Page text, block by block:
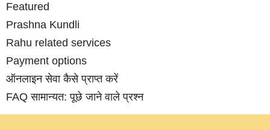
Featured
Prashna Kundli
Rahu related services
Payment options
ऑनलाइन सेवा कैसे प्राप्‍त करें
FAQ सामान्‍यत: पूछे जाने वाले प्रश्‍न